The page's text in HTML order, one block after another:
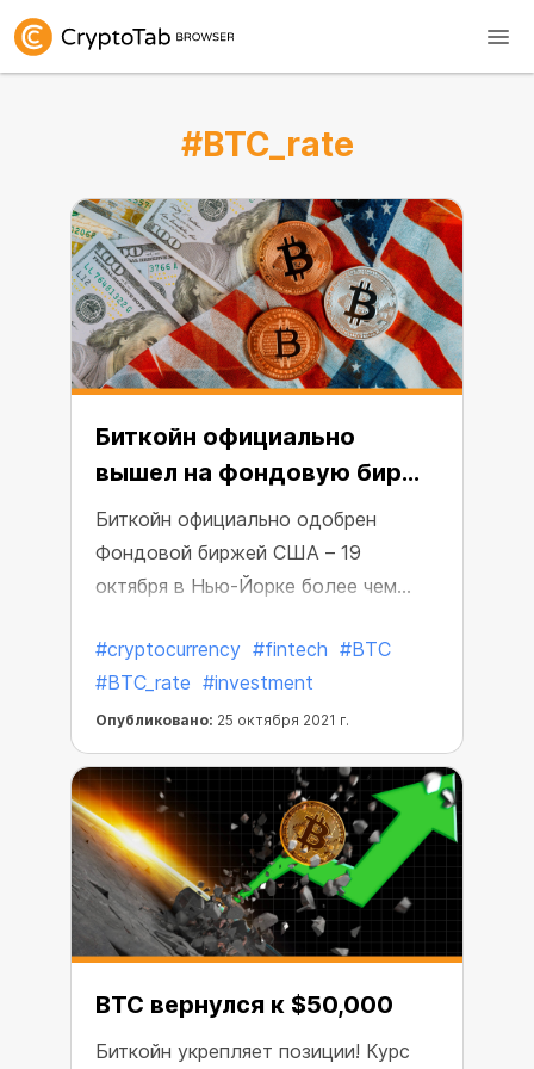
#BTC_rate
Биткойн официально
вышел на фондовую биржу
США
Биткойн официально одобрен
Фондовой биржей США – 19
октября в Нью-Йорке более чем
акциями фонда Bitcoin Strategy ETF.
За два дня торгов активы под
управлением биржевого фонда
превысили $1 миллиард. Таким
образом, Bitcoin Strategy ETF стал
первым в США биржевым фондом,
основанным на Биткойн-контрактах
и получившим официальное
разрешение.
#cryptocurrency #fintech #BTC
#BTC_rate #investment
Опубликовано: 25 октября 2021 г.
BTC вернулся к $50,000
Биткойн укрепляет позиции! Курс